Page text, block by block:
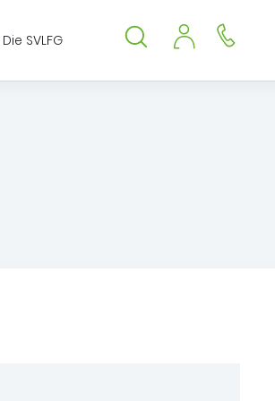
Die SVLFG Suche öffnen
Suche schließen